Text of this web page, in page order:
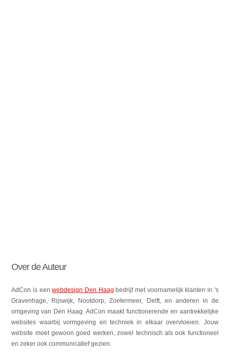
Over de Auteur
AdCon is eenwebdesign Den Haag bedrijf met voornamelijk klanten in 's
Gravenhage, Rijswijk, Nootdorp, Zoetermeer, Delft, en anderen in de
omgeving van Den Haag. AdCon maakt functionerende en aantrekkelijke
websites waarbij vormgeving en techniek in elkaar overvloeien. Jouw
website moet gewoon goed werken, zowel technisch als ook functioneel
en zeker ook communicatief gezien.